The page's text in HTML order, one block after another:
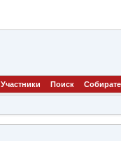
Участники Поиск